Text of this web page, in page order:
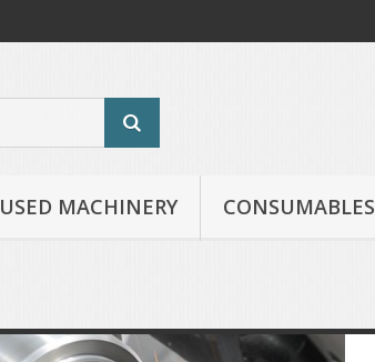
USED MACHINERY CONSUMABLES